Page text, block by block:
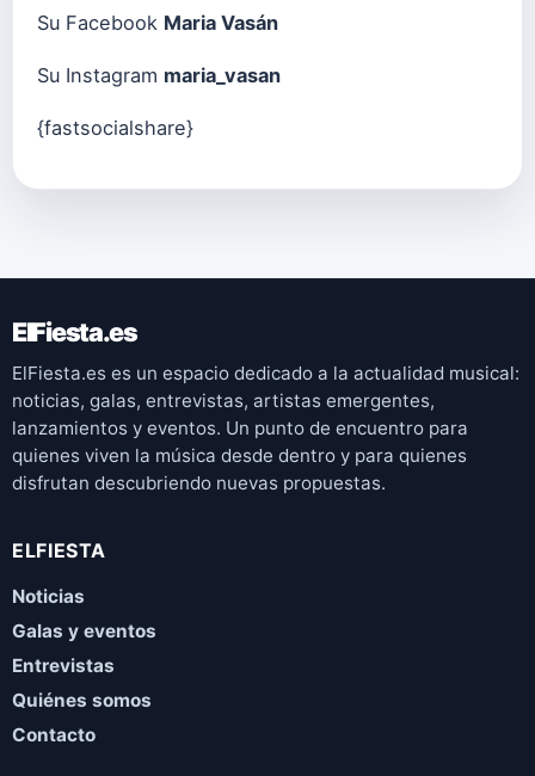
Su Facebook Maria Vasán
Su Instagram maria_vasan
{fastsocialshare}
ElFiesta.es
ElFiesta.es es un espacio dedicado a la actualidad musical:
noticias, galas, entrevistas, artistas emergentes,
lanzamientos y eventos. Un punto de encuentro para
quienes viven la música desde dentro y para quienes
disfrutan descubriendo nuevas propuestas.
ELFIESTA
Noticias
Galas y eventos
Entrevistas
Quiénes somos
Contacto